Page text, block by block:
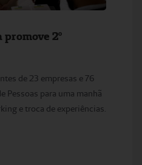
2º
de 23 empresas e 76
Pessoas para uma manhã
e troca de experiências.